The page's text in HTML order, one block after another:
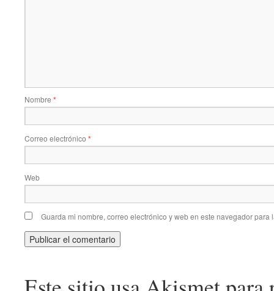
Nombre *
Correo electrónico *
Web
Guarda mi nombre, correo electrónico y web en este navegador para